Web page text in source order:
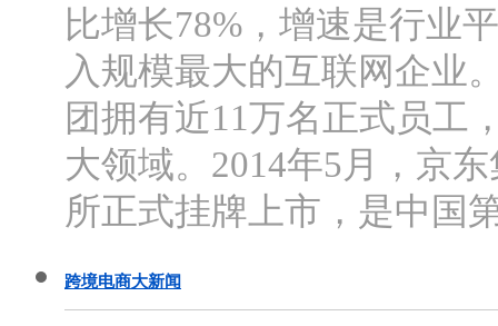
比增长78%，增速是行业
入规模最大的互联网企业
团拥有近11万名正式员工
大领域。2014年5月，京
所正式挂牌上市，是中国
跨境电商大新闻